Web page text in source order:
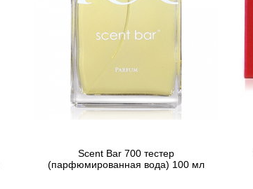
Scent Bar 700 тестер
(парфюмированная вода) 100 мл